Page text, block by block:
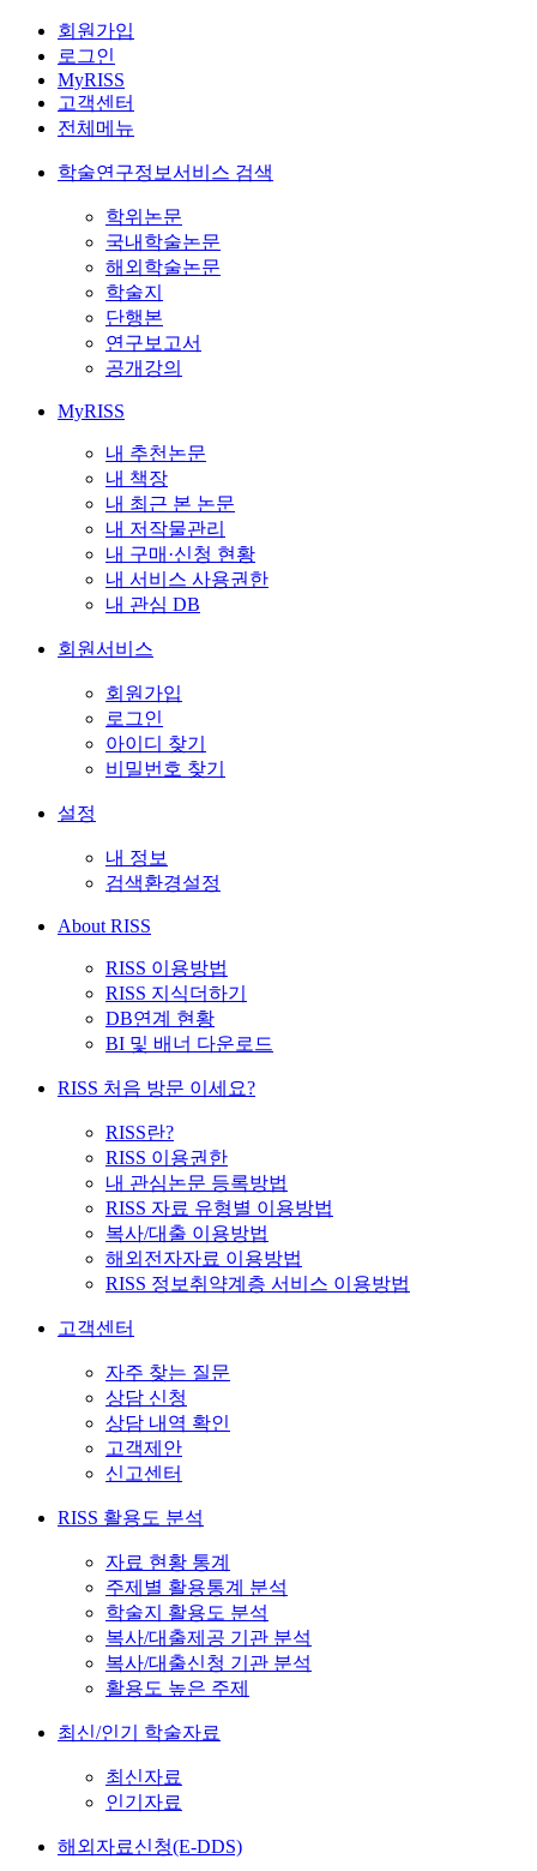
회원가입
로그인
MyRISS
고객센터
전체메뉴
학술연구정보서비스 검색
학위논문
국내학술논문
해외학술논문
학술지
단행본
연구보고서
공개강의
MyRISS
내 추천논문
내 책장
내 최근 본 논문
내 저작물관리
내 구매·신청 현황
내 서비스 사용권한
내 관심 DB
회원서비스
회원가입
로그인
아이디 찾기
비밀번호 찾기
설정
내 정보
검색환경설정
About RISS
RISS 이용방법
RISS 지식더하기
DB연계 현황
BI 및 배너 다운로드
RISS 처음 방문 이세요?
RISS란?
RISS 이용권한
내 관심논문 등록방법
RISS 자료 유형별 이용방법
복사/대출 이용방법
해외전자자료 이용방법
RISS 정보취약계층 서비스 이용방법
고객센터
자주 찾는 질문
상담 신청
상담 내역 확인
고객제안
신고센터
RISS 활용도 분석
자료 현황 통계
주제별 활용통계 분석
학술지 활용도 분석
복사/대출제공 기관 분석
복사/대출신청 기관 분석
활용도 높은 주제
최신/인기 학술자료
최신자료
인기자료
해외자료신청(E-DDS)